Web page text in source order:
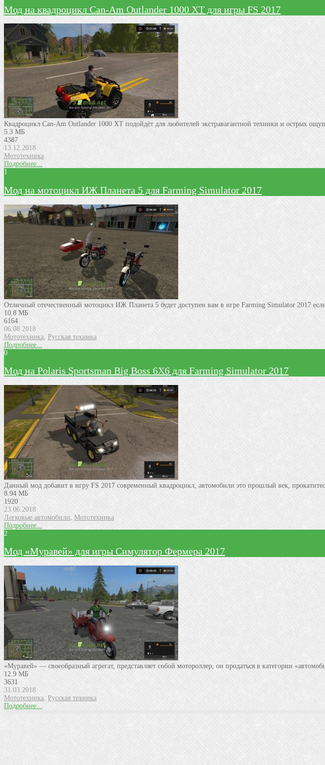
Мод на квадроцикл Can-Am Outlander 1000 XT для игры FS 2017
Квадроцикл Can-Am Outlander 1000 XT подойдёт для любителей экстравагантной техники и острых
5.3 МБ
4387
13.12.2018
Мототехника
Подробнее...
1
Мод на мотоцикл ИЖ Планета 5 для Farming Simulator 2017
Отличный отечественный мотоцикл ИЖ Планета 5 будет доступен вам в игре Farming Simulator 2017
10.8 МБ
6164
06.08.2018
Мототехника Русская техника
Подробнее...
0
Мод на Polaris Sportsman Big Boss 6X6 для Farming Simulator 2017
Данный мод добавит в игру FS 2017 современный квадроцикл, автомобили это прошлый век,
8.94 МБ
1920
23.06.2018
Легковые автомобили Мототехника
Подробнее...
2
Мод «Муравей» для игры Симулятор Фермера 2017
«Муравей» — своеобразный агрегат, представляет собой мотороллер, он продаться в категории
12.9 МБ
3631
31.03.2018
Мототехника Русская техника
Подробнее...